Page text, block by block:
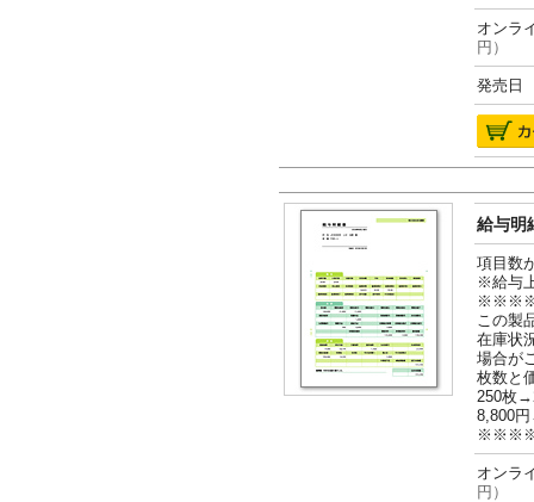
オン
円）
発売日
給与明
項目数
※給与
この製
在庫状
場合が
枚数と
250枚
8,800
オン
円）